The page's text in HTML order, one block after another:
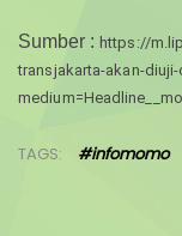
Sumber : https://
transjakarta-akan-
TAGS: #infomomo